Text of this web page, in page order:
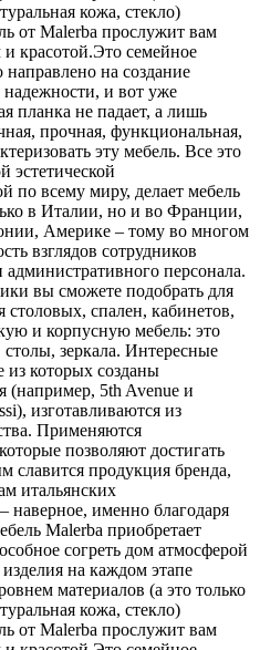
кожа, стекло)
от Malerba прослужит вам
и красотой.Это семейное
на создание
и вот уже
планка не падает, а лишь
прочная, функциональная,
эту мебель. Все это
эстетической
по всему миру, делает мебель
в Италии, но и во Франции,
Америке – тому во многом
взглядов сотрудников
персонала.
вы сможете подобрать для
столовых, спален, кабинетов,
и корпусную мебель: это
столы, зеркала. Интересные
из которых созданы
(например, 5th Avenue и
изготавливаются из
Применяются
позволяют достигать
славится продукция бренда,
итальянских
наверное, именно благодаря
Malerba приобретает
согреть дом атмосферой
на каждом этапе
материалов (а это только
кожа, стекло)
от Malerba прослужит вам